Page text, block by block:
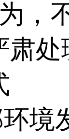
，
肃处
境